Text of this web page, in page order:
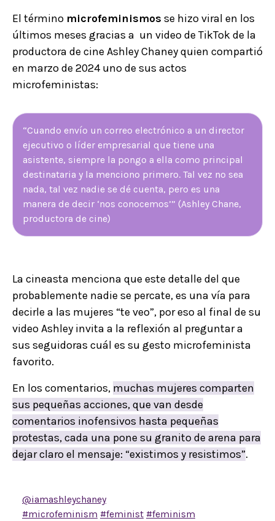
El término microfeminismos se hizo viral en los
últimos meses gracias a un video de TikTok de la
productora de cine Ashley Chaney quien compartió
en marzo de 2024 uno de sus actos
microfeministas:
“Cuando envío un correo electrónico a un director
ejecutivo o líder empresarial que tiene una
asistente, siempre la pongo a ella como principal
destinataria y la menciono primero. Tal vez no sea
nada, tal vez nadie se dé cuenta, pero es una
manera de decir ‘nos conocemos’” (Ashley Chane,
productora de cine)
La cineasta menciona que este detalle del que
probablemente nadie se percate, es una vía para
decirle a las mujeres “te veo”, por eso al final de su
video Ashley invita a la reflexión al preguntar a
sus seguidoras cuál es su gesto microfeminista
favorito.
En los comentarios, muchas mujeres comparten
sus pequeñas acciones, que van desde
comentarios inofensivos hasta pequeñas
protestas, cada una pone su granito de arena para
dejar claro el mensaje: “existimos y resistimos”.
@iamashleychaneyGirl’s girl, corporate edition.
#microfeminism #feminist #feminism